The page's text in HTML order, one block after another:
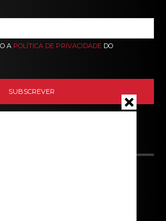
A POLÍTICA DE PRIVACIDADE DO